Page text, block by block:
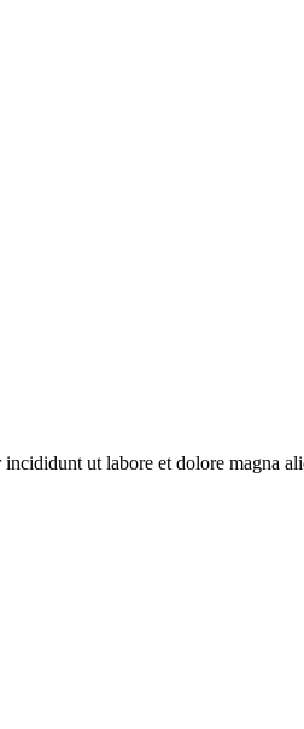
ut labore et dolore magna